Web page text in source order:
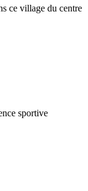
ce village du centre
sportive